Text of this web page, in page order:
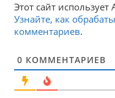
Этот сайт
Узнайте, как
комментариев.
0 КОММЕНТАРИЕВ